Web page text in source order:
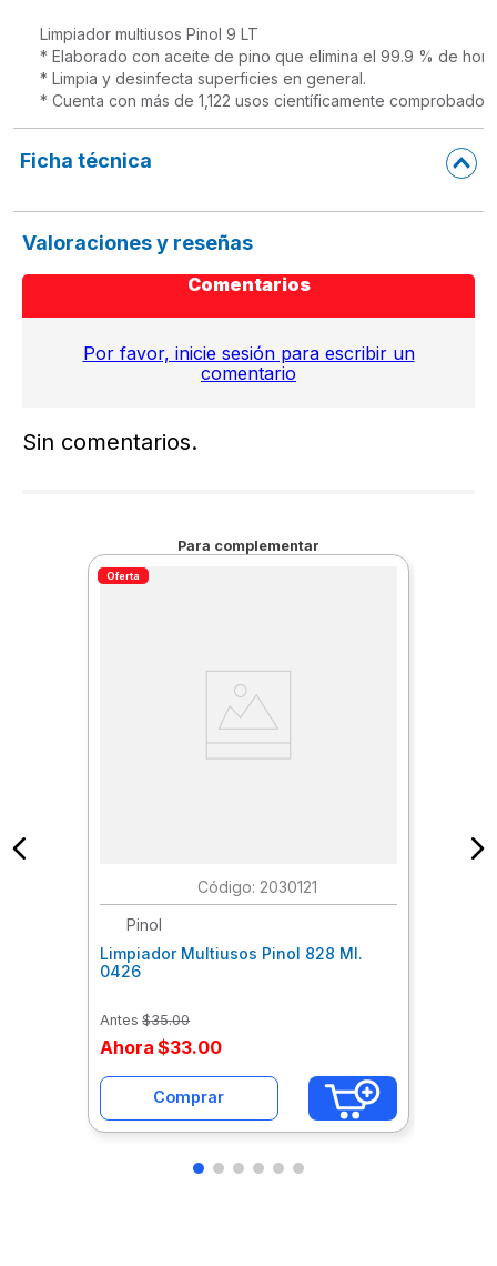
Limpiador multiusos Pinol 9 LT
* Elaborado con aceite de pino que elimina el 99.9 % de
* Limpia y desinfecta superficies en general.
Ficha técnica
Valoraciones y reseñas
Comentarios
Por favor, inicie sesión para escribir un
comentario
Sin comentarios.
Para complementar
Oferta
: 2030121
Pinol
Limpiador Multiusos Pinol 828 Ml.
0426
Antes $35.00
Ahora $33.00
Comprar